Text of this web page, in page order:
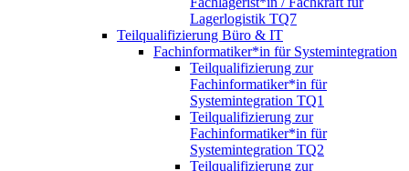
Lagerlogistik TQ7
Teilqualifizierung Büro & IT
Fachinformatiker*in für Systemintegration
Teilqualifizierung zur
Fachinformatiker*in für
Systemintegration TQ1
Teilqualifizierung zur
Fachinformatiker*in für
Systemintegration TQ2
Teilqualifizierung zur